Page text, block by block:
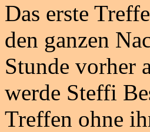
Das erste
den ganzen
Stunde vorher
werde Steffi
Treffen ohne